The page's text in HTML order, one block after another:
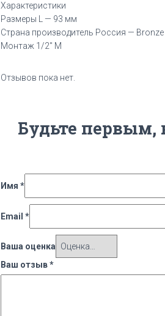
Характеристики
Размеры L — 93 мм
Страна производитель Россия — Bronze
Монтаж 1/2″ М
Отзывов пока нет.
Будьте первым,
Имя *
Email *
Ваша оценка
Ваш отзыв*